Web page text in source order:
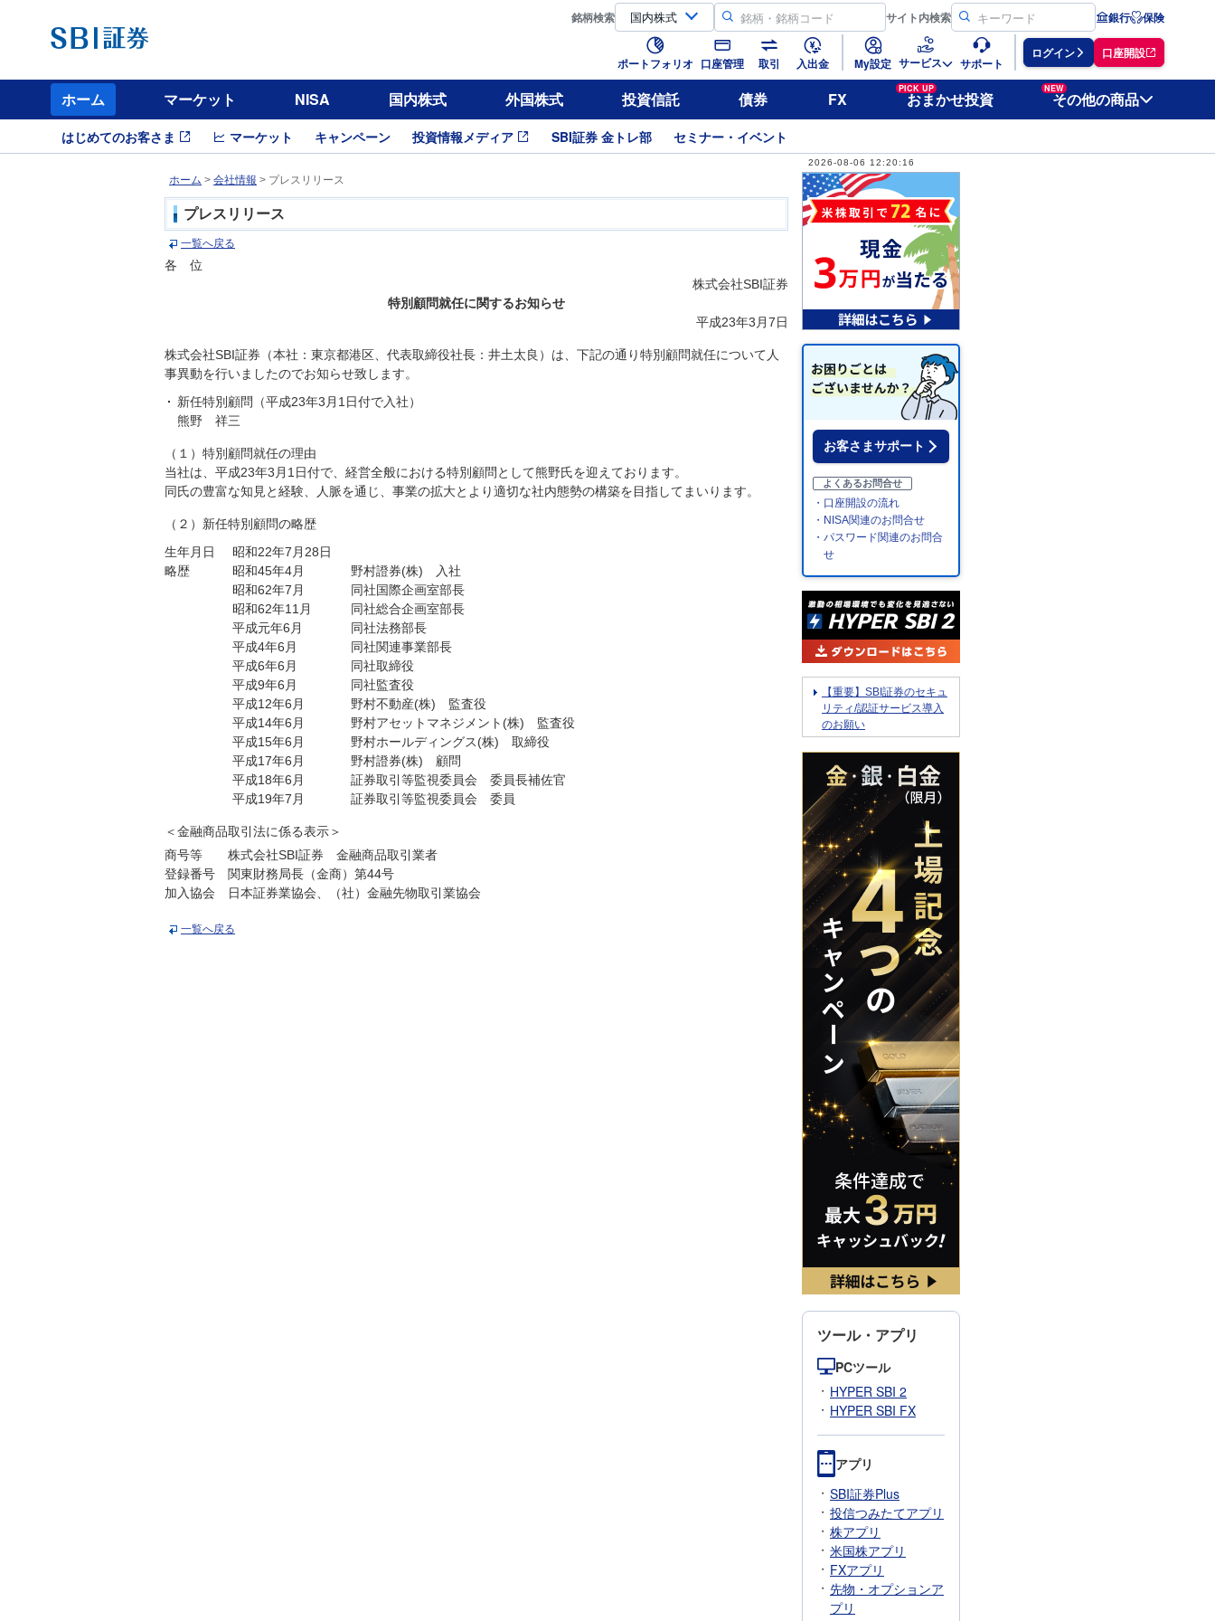
銘柄検索 サイト内検索 銀行 保険
ポートフォリオ 口座管理 取引 入出金 My設定 サービス サポート
ログイン 口座開設
ホーム マーケット NISA 国内株式 外国株式 投資信託 債券 FX
PICK UP
おまかせ投資
NEW
その他の商品
はじめてのお客さま マーケット キャンペーン 投資情報メディア SBI証券 金トレ部 セミナー・イベント
2026-08-06 12:20:16
ホーム > 会社情報 > プレスリリース
プレスリリース
一覧へ戻る
各 位
株式会社SBI証券
特別顧問就任に関するお知らせ
平成23年3月7日
株式会社SBI証券（本社：東京都港区、代表取締役社長：井土太良）は、下記の通り特別顧問就任について人
事異動を行いましたのでお知らせ致します。
新任特別顧問（平成23年3月1日付で入社）
熊野 祥三
（１）特別顧問就任の理由
当社は、平成23年3月1日付で、経営全般における特別顧問として熊野氏を迎えております。
同氏の豊富な知見と経験、人脈を通じ、事業の拡大とより適切な社内態勢の構築を目指してまいります。
（２）新任特別顧問の略歴
生年月日
昭和22年7月28日
略歴
昭和45年4月
野村證券(株) 入社
昭和62年7月
同社国際企画室部長
昭和62年11月
同社総合企画室部長
平成元年6月
同社法務部長
平成4年6月
同社関連事業部長
平成6年6月
同社取締役
平成9年6月
同社監査役
平成12年6月
野村不動産(株) 監査役
平成14年6月
野村アセットマネジメント(株) 監査役
平成15年6月
野村ホールディングス(株) 取締役
平成17年6月
野村證券(株) 顧問
平成18年6月
証券取引等監視委員会 委員長補佐官
平成19年7月
証券取引等監視委員会 委員
＜金融商品取引法に係る表示＞
商号等 株式会社SBI証券 金融商品取引業者
登録番号 関東財務局長（金商）第44号
加入協会 日本証券業協会、（社）金融先物取引業協会
一覧へ戻る
お客さまサポート
よくあるお問合せ
・口座開設の流れ
・NISA関連のお問合せ
・パスワード関連のお問合
せ
【重要】SBI証券のセキュ
リティ/認証サービス導入
のお願い
ツール・アプリ
PCツール
HYPER SBI 2
HYPER SBI FX
アプリ
SBI証券Plus
投信つみたてアプリ
株アプリ
米国株アプリ
FXアプリ
先物・オプションア
プリ